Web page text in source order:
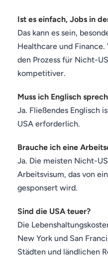
Ist es einfach, Jobs in
Das kann es sein,
Healthcare und
den Prozess für Nicht-
kompetitiver.
Muss ich Englisch
Ja. Fließendes Englisch
USA erforderlich.
Brauche ich eine
Ja. Die meisten Nicht-
Arbeitsvisum, das von
gesponsert wird.
Sind die USA teuer?
Die
New York und San
Städten und ländlichen